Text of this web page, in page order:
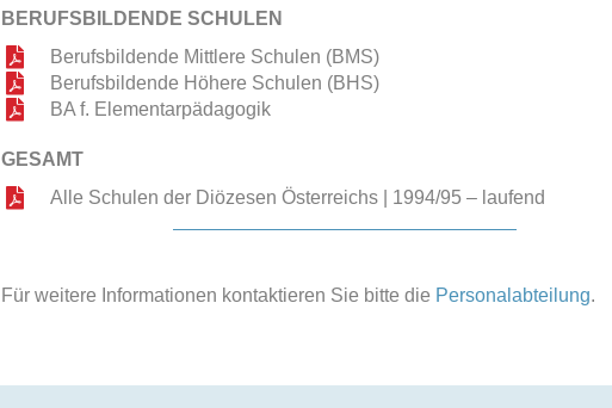
BERUFSBILDENDE SCHULEN
Berufsbildende Mittlere Schulen (BMS)
Berufsbildende Höhere Schulen (BHS)
BA f. Elementarpädagogik
GESAMT
Alle Schulen der Diözesen Österreichs | 1994/95 – laufend
Für weitere Informationen kontaktieren Sie bitte die Personalabteilung.